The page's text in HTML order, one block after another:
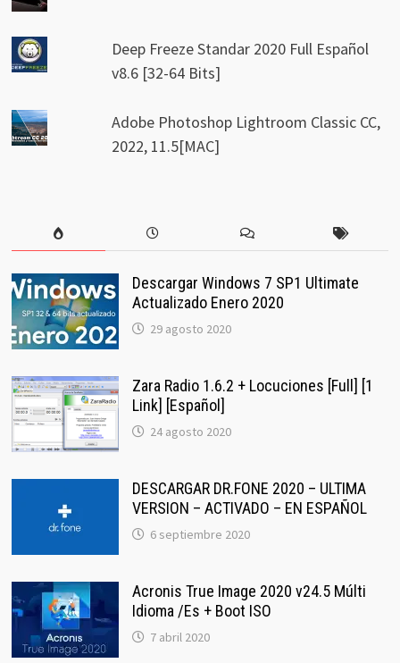
Deep Freeze Standar 2020 Full Español
v8.6 [32-64 Bits]
Adobe Photoshop Lightroom Classic CC,
2022, 11.5[MAC]
Descargar Windows 7 SP1 Ultimate
Actualizado Enero 2020
29 agosto 2020
Zara Radio 1.6.2 + Locuciones [Full] [1
Link] [Español]
24 agosto 2020
DESCARGAR DR.FONE 2020 – ULTIMA
VERSION – ACTIVADO – EN ESPAÑOL
6 septiembre 2020
Acronis True Image 2020 v24.5 Múlti
Idioma /Es + Boot ISO
7 abril 2020